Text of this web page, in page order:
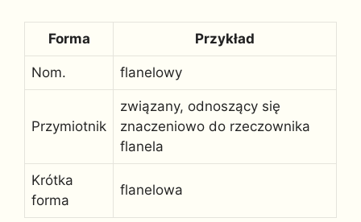
Forma Przykład
Nom. flanelowy
Przymiotnik
związany, odnoszący się
znaczeniowo do rzeczownika
flanela
Krótka
forma
flanelowa